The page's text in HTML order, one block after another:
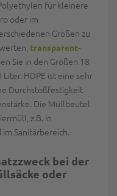
für kleinere
oder im
Größen zu
transparent-
Sie in den Größen 18
HDPE ist eine sehr
Durchstoßfestigkeit
Die Müllbeutel
z.B. in
Sanitärbereich.
bei der
oder